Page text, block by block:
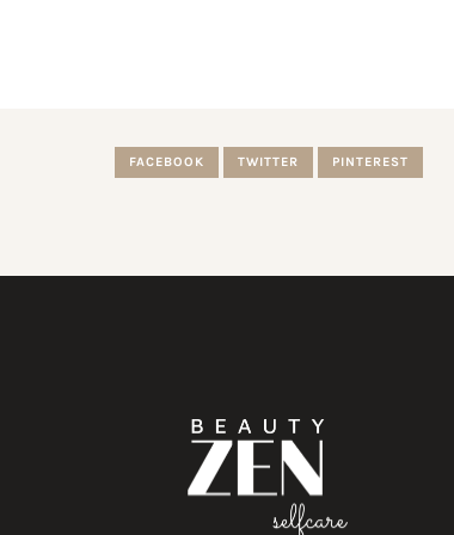
FACEBOOK TWITTER PINTEREST